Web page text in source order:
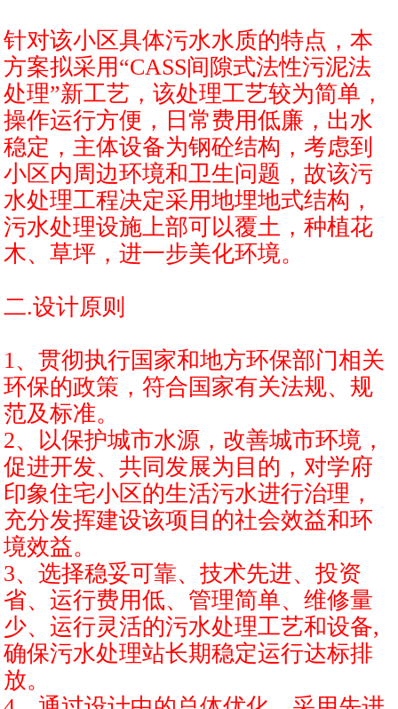
针对该小区具体污水水质的特点，本
方案拟采用“CASS间隙式法性污泥法
处理”新工艺，该处理工艺较为简单，
操作运行方便，日常费用低廉，出水
稳定，主体设备为钢砼结构，考虑到
小区内周边环境和卫生问题，故该污
水处理工程决定采用地埋地式结构，
污水处理设施上部可以覆土，种植花
木、草坪，进一步美化环境。
二.设计原则
1、贯彻执行国家和地方环保部门相关
环保的政策，符合国家有关法规、规
范及标准。
2、以保护城市水源，改善城市环境，
促进开发、共同发展为目的，对学府
印象住宅小区的生活污水进行治理，
充分发挥建设该项目的社会效益和环
境效益。
3、选择稳妥可靠、技术先进、投资
省、运行费用低、管理简单、维修量
少、运行灵活的污水处理工艺和设备,
确保污水处理站长期稳定运行达标排
放。